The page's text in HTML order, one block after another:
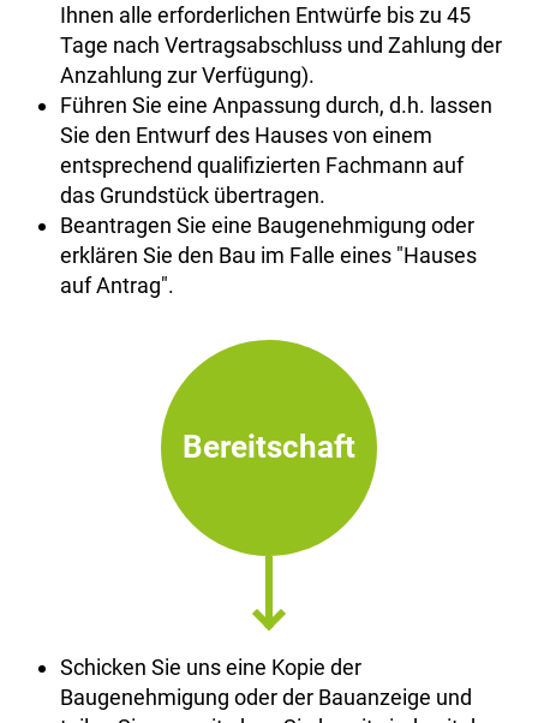
Ihnen alle erforderlichen Entwürfe bis zu 45
Tage nach Vertragsabschluss und Zahlung der
Anzahlung zur Verfügung).
Führen Sie eine Anpassung durch, d.h. lassen
Sie den Entwurf des Hauses von einem
entsprechend qualifizierten Fachmann auf
das Grundstück übertragen.
Beantragen Sie eine Baugenehmigung oder
erklären Sie den Bau im Falle eines "Hauses
auf Antrag".
Bereitschaft
Schicken Sie uns eine Kopie der
Baugenehmigung oder der Bauanzeige und